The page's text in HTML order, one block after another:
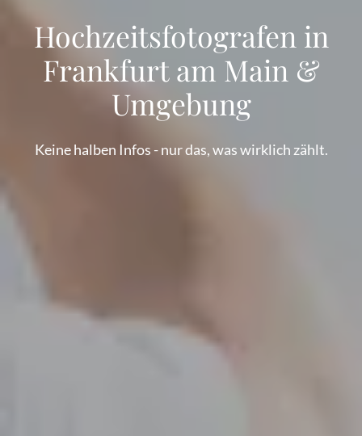
Hochzeitsfotografen in
Frankfurt am Main &
Umgebung
Keine halben Infos - nur das, was wirklich zählt.